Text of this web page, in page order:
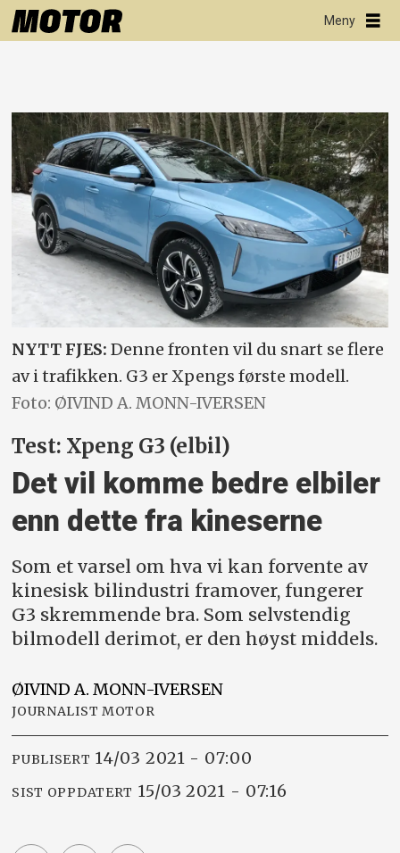
NYTT FJES: Denne fronten vil du snart se flere
av i trafikken. G3 er Xpengs første modell.
Foto: ØIVIND A. MONN-IVERSEN
Test: Xpeng G3 (elbil)
Det vil komme bedre elbiler
enn dette fra kineserne
Som et varsel om hva vi kan forvente av
kinesisk bilindustri framover, fungerer
G3 skremmende bra. Som selvstendig
bilmodell derimot, er den høyst middels.
ØIVIND A. MONN-IVERSEN
JOURNALIST MOTOR
PUBLISERT 14/03 2021 - 07:00
SIST OPPDATERT 15/03 2021 - 07:16